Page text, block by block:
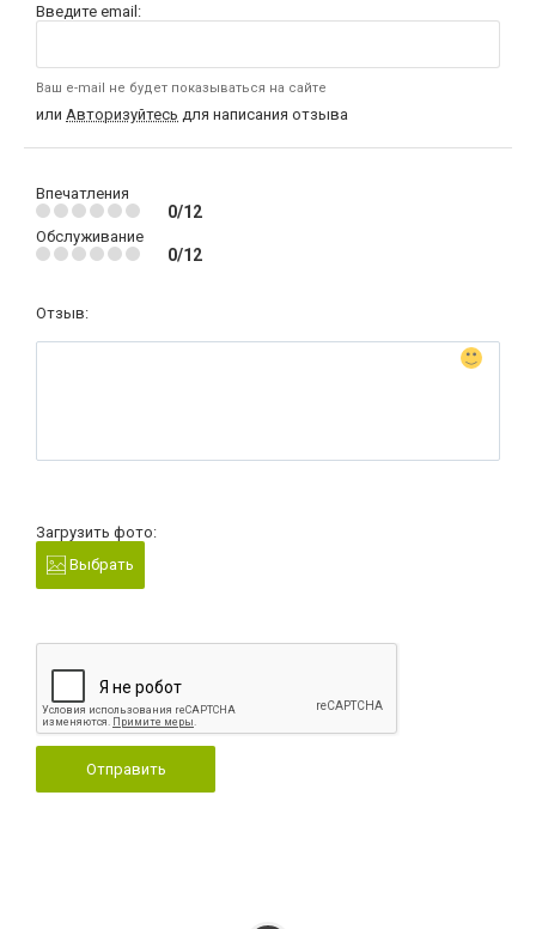
Введите email:
Ваш e-mail не будет показываться на сайте
или Авторизуйтесь для написания отзыва
Впечатления
0/12
Обслуживание
0/12
Отзыв:
Загрузить фото:
Выбрать
Отправить